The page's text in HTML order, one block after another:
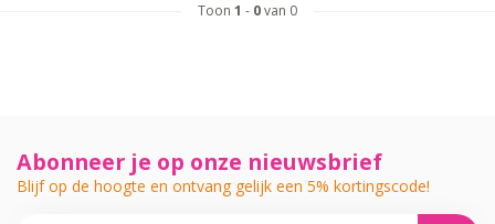
Toon 1 - 0van 0
Abonneer je op onze nieuwsbrief
Blijf op de hoogte en ontvang gelijk een 5% kortingscode!